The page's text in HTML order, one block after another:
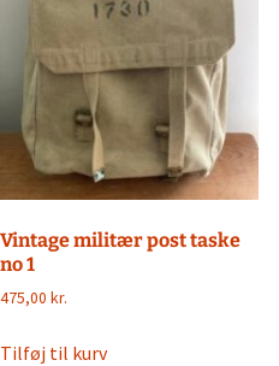
Vintage militær post taske
no 1
475,00 kr.
Tilføj til kurv